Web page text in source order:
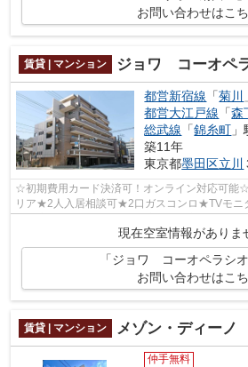
お問い合わせはこ
賃貸 | マンション ジョワ コーオペ
都営新宿線 「菊川
都営大江戸線 「森
総武線 「錦糸町
築11年
東京都墨田区立川
☆初期費用カード決済可！オンライン対応可
リア★2人入居相談可★2口ガスコンロ★TVモニ
BOX完備★防犯カメラ設置済み★独立洗面台★
現在空室情報がありま
「ジョワ コーオペラシ
お問い合わせはこ
賃貸 | マンション メゾン・ディーノ
仲手無料